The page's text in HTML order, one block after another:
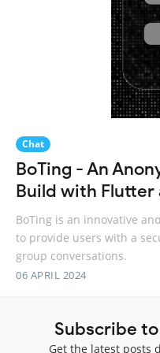
Chat
BoTing - An
Build with Flutter
BoTing is an innovative
to provide users with a
group conversations.
06 APRIL 2024
Subscribe
Get the latest posts